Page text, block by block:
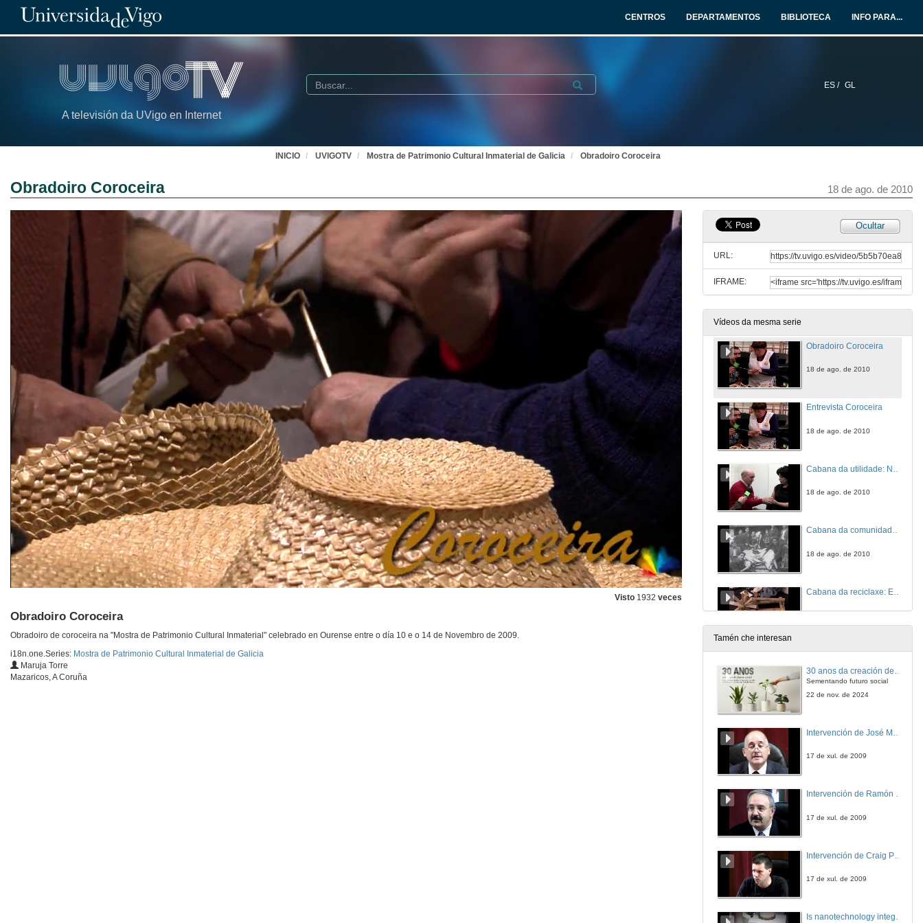
CENTROS DEPARTAMENTOS BIBLIOTECA INFO PARA...
A televisión da UVigo en Internet
ES / GL
Buscar Submit
INICIO UVIGOTV Mostra de Patrimonio Cultural Inmaterial de Galicia Obradoiro Coroceira
Obradoiro Coroceira 18 de ago. de 2010
Visto 1932 veces
Obradoiro Coroceira
Obradoiro de coroceira na "Mostra de Patrimonio Cultural Inmaterial" celebrado en Ourense entre o día 10 e o 14 de Novembro de 2009.
i18n.one.Series: Mostra de Patrimonio Cultural Inmaterial de Galicia
Maruja Torre
Mazaricos, A Coruña
Ocultar
URL:
IFRAME:
Vídeos da mesma serie
Obradoiro Lutheria
18 de ago. de 2010
Obradoiro Cestaría
Entrevista Cestaría
18 de ago. de 2010
Obradoiro Coroceira
18 de ago. de 2010
Entrevista Coroceira
18 de ago. de 2010
18 de ago. de 2010
Cabana da comunidade: Vida tradicional galega en comunidade
18 de ago. de 2010
Entrevista xoguetes tradicionais
18 de ago. de 2010
18 de ago. de 2010
Tamén che interesan
30 anos da creación de Educación Social e de Traballo Social
Sementando futuro social
22 de nov. de 2024
17 de xul. de 2009
Intervención de Ramón Villlares
17 de xul. de 2009
17 de xul. de 2009
Is nanotechnology integrated in our daily lives?